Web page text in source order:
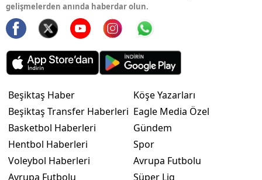
gelişmelerden anında haberdar olun.
Beşiktaş Haber
Beşiktaş Transfer Haberleri
Basketbol Haberleri
Hentbol Haberleri
Voleybol Haberleri
Avrupa Futbolu
Köşe Yazarları
Eagle Media Özel
Gündem
Spor
Avrupa Futbolu
Süper Lig